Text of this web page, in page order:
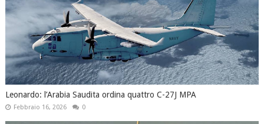
Leonardo: l’Arabia Saudita ordina quattro C-27J MPA
Febbraio 16, 2026 0